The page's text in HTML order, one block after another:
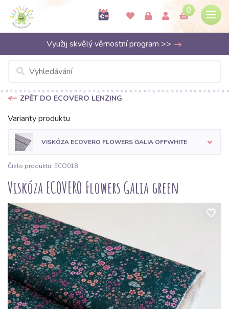
0
Využij skvělý věrnostní program >>
ZPĚT DO ECOVERO LENZING
Varianty produktu
VISKÓZA ECOVERO FLOWERS GALIA OFFWHITE
Číslo produktu: ECO018
Viskóza ECOVERO Flowers Galia green